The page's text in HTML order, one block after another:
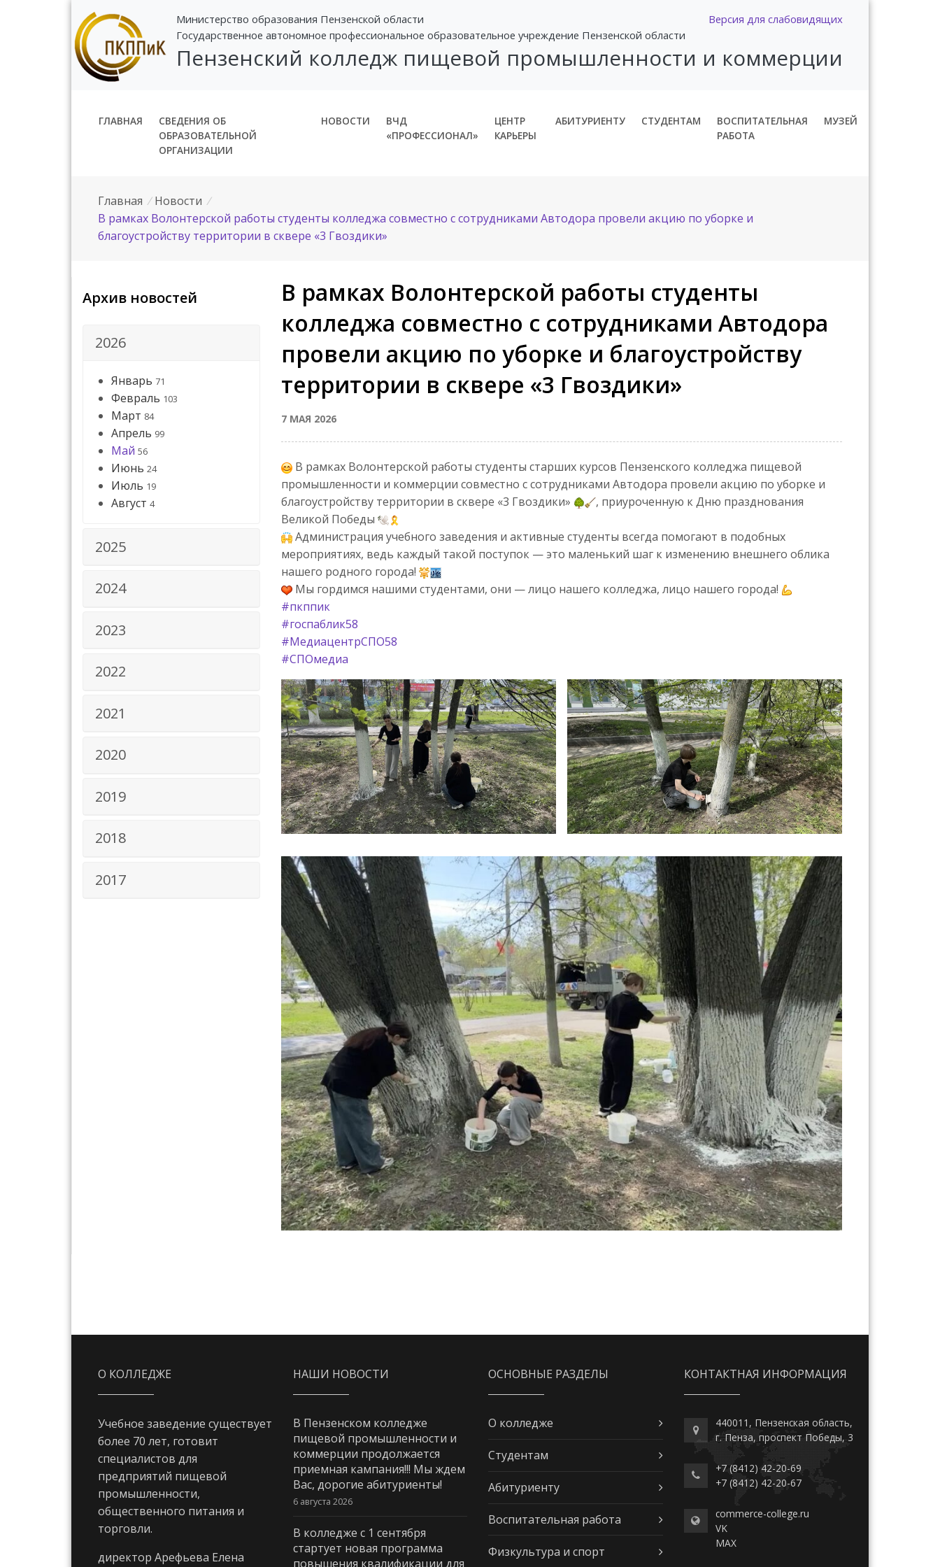
Версия для слабовидящих
Министерство образования Пензенской области
Государственное автономное профессиональное образовательное учреждение Пензенской области
Пензенский колледж пищевой промышленности и коммерции
ГЛАВНАЯ
СВЕДЕНИЯ ОБ
ОБРАЗОВАТЕЛЬНОЙ
ОРГАНИЗАЦИИ
НОВОСТИ
ВЧД
«ПРОФЕССИОНАЛ»
ЦЕНТР
КАРЬЕРЫ
АБИТУРИЕНТУ СТУДЕНТАМ
ВОСПИТАТЕЛЬНАЯ
РАБОТА
МУЗЕЙ
Главная / Новости /
В рамках Волонтерской работы студенты колледжа совместно с сотрудниками Автодора провели акцию по уборке и
благоустройству территории в сквере «3 Гвоздики»
Архив новостей
2026
Январь 71
Февраль 103
Март 84
Апрель 99
Май 56
Июнь 24
Июль 19
Август 4
2025
2024
2023
2022
2021
2020
2019
2018
2017
В рамках Волонтерской работы студенты
колледжа совместно с сотрудниками Автодора
провели акцию по уборке и благоустройству
территории в сквере «3 Гвоздики»
7 МАЯ 2026
В рамках Волонтерской работы студенты старших курсов Пензенского колледжа пищевой
промышленности и коммерции совместно с сотрудниками Автодора провели акцию по уборке и
благоустройству территории в сквере «3 Гвоздики»
, приуроченную к Дню празднования
Великой Победы
Администрация учебного заведения и активные студенты всегда помогают в подобных
мероприятиях, ведь каждый такой поступок — это маленький шаг к изменению внешнего облика
нашего родного города!
Мы гордимся нашими студентами, они — лицо нашего колледжа, лицо нашего города!
#пкппик
#госпаблик58
#МедиацентрСПО58
#СПОмедиа
О КОЛЛЕДЖЕ
Учебное заведение существует
более 70 лет, готовит
специалистов для
предприятий пищевой
промышленности,
общественного питания и
торговли.
директор Арефьева Елена
НАШИ НОВОСТИ
В Пензенском колледже
пищевой промышленности и
коммерции продолжается
приемная кампания!!! Мы ждем
Вас, дорогие абитуриенты!
6 августа 2026
В колледже с 1 сентября
стартует новая программа
повышения квалификации для
ОСНОВНЫЕ РАЗДЕЛЫ
О колледже
Студентам
Абитуриенту
Воспитательная работа
Физкультура и спорт
КОНТАКТНАЯ ИНФОРМАЦИЯ
440011, Пензенская область,
г. Пенза, проспект Победы, 3
+7 (8412) 42-20-69
+7 (8412) 42-20-67
commerce-college.ru
VK
MAX